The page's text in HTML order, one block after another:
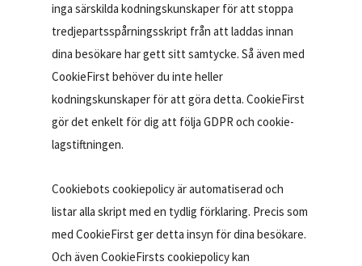
inga särskilda kodningskunskaper för att stoppa
tredjepartsspårningsskript från att laddas innan
dina besökare har gett sitt samtycke. Så även med
CookieFirst behöver du inte heller
kodningskunskaper för att göra detta. CookieFirst
gör det enkelt för dig att följa GDPR och cookie-
lagstiftningen.
Cookiebots cookiepolicy är automatiserad och
listar alla skript med en tydlig förklaring. Precis som
med CookieFirst ger detta insyn för dina besökare.
Och även CookieFirsts cookiepolicy kan